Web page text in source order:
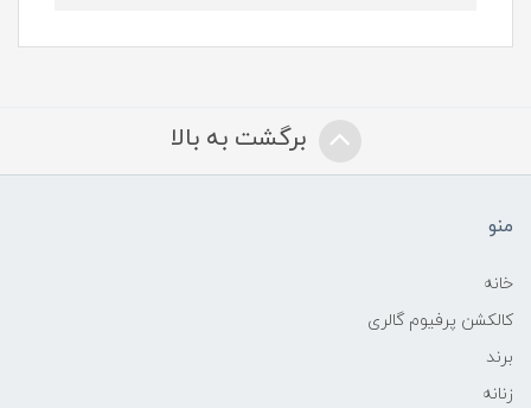
برگشت به بالا
منو
خانه
کالکشن پرفیوم گالری
برند
زنانه